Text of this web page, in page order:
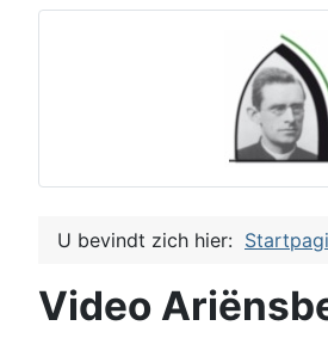
U bevindt zich hier:
Video